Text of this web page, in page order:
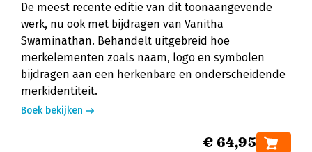
De meest recente editie van dit toonaangevende
werk, nu ook met bijdragen van Vanitha
Swaminathan. Behandelt uitgebreid hoe
merkelementen zoals naam, logo en symbolen
bijdragen aan een herkenbare en onderscheidende
merkidentiteit.
Boek bekijken
€ 64,95